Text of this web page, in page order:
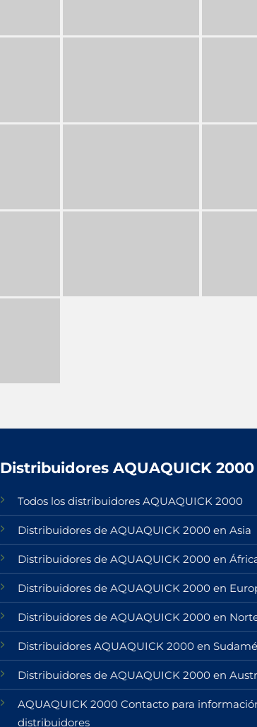
Distribuidores AQUAQUICK 2000
Todos los distribuidores AQUAQUICK 2000
Distribuidores de AQUAQUICK 2000 en Asia
Distribuidores de AQUAQUICK 2000 en
Distribuidores de AQUAQUICK 2000 en
Distribuidores de AQUAQUICK 2000 en
Distribuidores AQUAQUICK 2000 en
Distribuidores de AQUAQUICK 2000 en
AQUAQUICK 2000 Contacto para
distribuidores